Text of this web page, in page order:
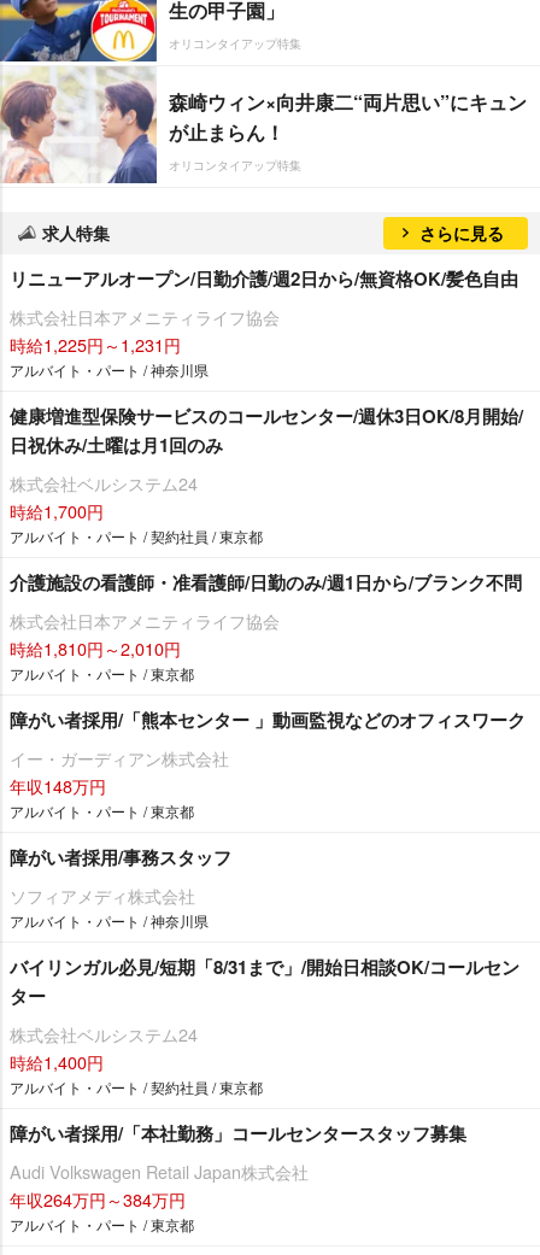
生の甲子園」
オリコンタイアップ特集
森崎ウィン×向井康二“両片思い”にキュン
が止まらん！
オリコンタイアップ特集
求人特集 さらに見る
リニューアルオープン/日勤介護/週2日から/無資格OK/髪色自由
株式会社日本アメニティライフ協会
時給1,225円～1,231円
アルバイト・パート / 神奈川県
健康増進型保険サービスのコールセンター/週休3日OK/8月開始/
日祝休み/土曜は月1回のみ
株式会社ベルシステム24
時給1,700円
アルバイト・パート / 契約社員 / 東京都
介護施設の看護師・准看護師/日勤のみ/週1日から/ブランク不問
株式会社日本アメニティライフ協会
時給1,810円～2,010円
アルバイト・パート / 東京都
障がい者採用/「熊本センター 」動画監視などのオフィスワーク
イー・ガーディアン株式会社
年収148万円
アルバイト・パート / 東京都
障がい者採用/事務スタッフ
ソフィアメディ株式会社
アルバイト・パート / 神奈川県
バイリンガル必見/短期「8/31まで」/開始日相談OK/コールセン
ター
株式会社ベルシステム24
時給1,400円
アルバイト・パート / 契約社員 / 東京都
障がい者採用/「本社勤務」コールセンタースタッフ募集
Audi Volkswagen Retail Japan株式会社
年収264万円～384万円
アルバイト・パート / 東京都